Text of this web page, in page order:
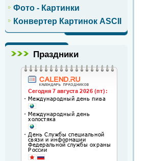
Фото - Картинки
Конвертер Картинок ASCII
Праздники